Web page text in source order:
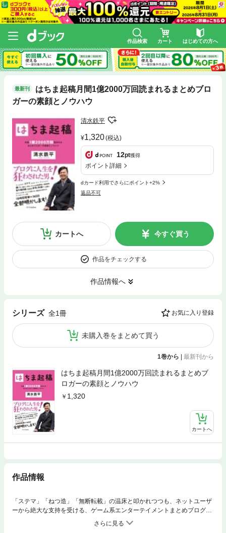
作品検索 カート はじめての方へ
最新刊
はちま起稿月間1億2000万回読まれるまとめブロ
ガーの素顔とノウハウ
清水鉄平
1,320(税込)
12pt獲得
ポイント詳細
dカード利用でさらにポイント+2%
返品不可
カートへ 今すぐ買う
作品をチェックする
作品情報へ
シリーズ 全1冊 お気に入り登録
未購入巻をまとめて買う
1巻から 最新刊から
はちま起稿月間1億2000万回読まれるまとめブ
ロガーの素顔とノウハウ
1,320
カートへ
作品情報
「ステマ」「ねつ造」「無断転載」の温床と叩かれつつも、ネットユーザ
ーから絶大な支持を受ける、ゲーム系エンターテイメントまとめブログ
「はちま起稿」が初の書籍化。 炎上騒動のどさくさで個人情報と卒業写真
がネットに晒され、良くも悪くもまとめブログ界の“顔”となった元管理